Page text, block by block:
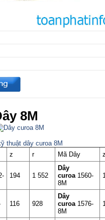
8M
thuật dây curoa 8M
z r Mã Dây z
194 1 552
Dây
curoa 1560-
8M
116 928
Dây
curoa 1576-
8M